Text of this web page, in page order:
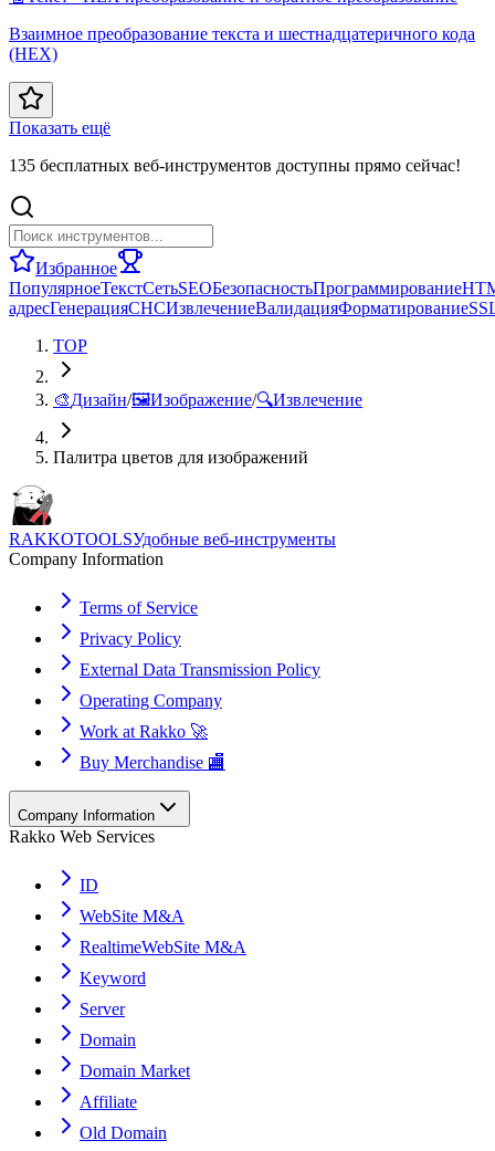
Взаимное преобразование текста и шестнадцатеричного кода
(HEX)
Показать ещё
135 бесплатных веб-инструментов доступны прямо сейчас!
Избранное
ПопулярноеТекстСетьSEOБезопасностьПрограммирование
адресГенерацияСНСИзвлечениеВалидацияФорматирование
TOP
🎨Дизайн/🖼️Изображение/🔍Извлечение
Палитра цветов для изображений
RAKKOTOOLSУдобные веб-инструменты
Company Information
Terms of Service
Privacy Policy
External Data Transmission Policy
Operating Company
Work at Rakko 🚀
Buy Merchandise 🏬
Company Information
Rakko Web Services
ID
WebSite M&A
RealtimeWebSite M&A
Keyword
Server
Domain
Domain Market
Affiliate
Old Domain